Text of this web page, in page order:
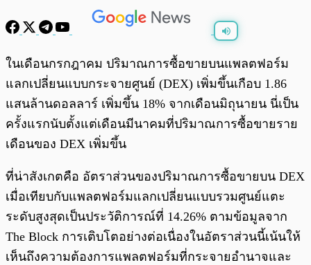
0:00
ในเดือนกรกฎาคม ปริมาณการซื้อขายบนแพลตฟอร์ม
แลกเปลี่ยนแบบกระจายศูนย์ (DEX) เพิ่มขึ้นเกือบ 1.86
แสนล้านดอลลาร์ เพิ่มขึ้น 18% จากเดือนมิถุนายน นี่เป็น
ครั้งแรกนับตั้งแต่เดือนมีนาคมที่ปริมาณการซื้อขายราย
เดือนของ DEX เพิ่มขึ้น
ที่น่าสังเกตคือ อัตราส่วนของปริมาณการซื้อขายบน DEX
เมื่อเทียบกับแพลตฟอร์มแลกเปลี่ยนแบบรวมศูนย์แตะ
ระดับสูงสุดเป็นประวัติการณ์ที่ 14.26% ตามข้อมูลจาก
The Block การเติบโตอย่างต่อเนื่องในอัตราส่วนนี้เน้นให้
เห็นถึงความต้องการแพลตฟอร์มที่กระจายอำนาจและ